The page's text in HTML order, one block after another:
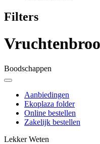
Filters
Boodschappen
Aanbiedingen
Ekoplaza folder
Online bestellen
Zakelijk bestellen
Lekker Weten